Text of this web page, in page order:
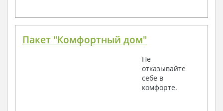
Пакет "Комфортный дом"
Не
отказывайте
себе в
комфорте.